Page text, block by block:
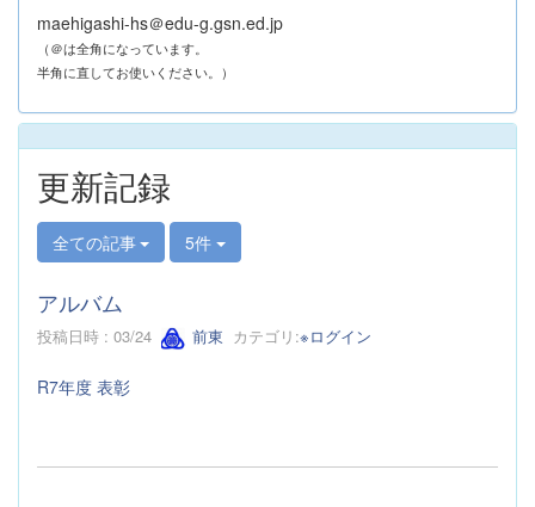
maehigashi-hs＠edu-g.gsn.ed.jp
（＠は全角になっています。
半角に直してお使いください。）
更新記録
全ての記事 5件
アルバム
投稿日時 : 03/24 前東 カテゴリ:※ログイン
R7年度 表彰